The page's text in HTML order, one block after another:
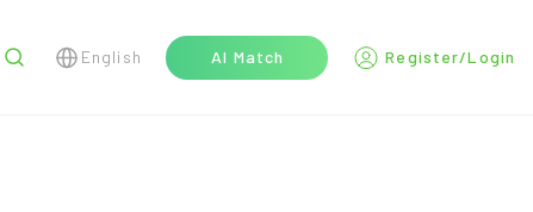
English AI Match Register/Login